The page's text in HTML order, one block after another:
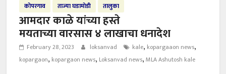
कोपरगाव ताज्या घडामोडी तालुका
आमदार काळे यांच्या हस्ते
मयताच्या वारसास ४ लाखाचा धनादेश
February 28, 2023 loksanvad kale, kopargaaon news,
kopargaon, kopargaon news, Loksanvad news,MLA Ashutosh kale